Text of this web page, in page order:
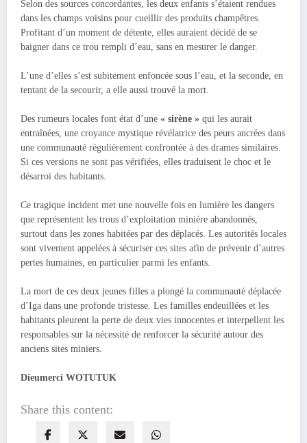
Selon des sources concordantes, les deux enfants s’étaient rendues
dans les champs voisins pour cueillir des produits champêtres.
Profitant d’un moment de détente, elles auraient décidé de se
baigner dans ce trou rempli d’eau, sans en mesurer le danger.
L’une d’elles s’est subitement enfoncée sous l’eau, et la seconde, en
tentant de la secourir, a elle aussi trouvé la mort.
Des rumeurs locales font état d’une « sirène » qui les aurait
entraînées, une croyance mystique révélatrice des peurs ancrées dans
une communauté régulièrement confrontée à des drames similaires.
Si ces versions ne sont pas vérifiées, elles traduisent le choc et le
désarroi des habitants.
Ce tragique incident met une nouvelle fois en lumière les dangers
que représentent les trous d’exploitation minière abandonnés,
surtout dans les zones habitées par des déplacés. Les autorités locales
sont vivement appelées à sécuriser ces sites afin de prévenir d’autres
pertes humaines, en particulier parmi les enfants.
La mort de ces deux jeunes filles a plongé la communauté déplacée
d’Iga dans une profonde tristesse. Les familles endeuillées et les
habitants pleurent la perte de deux vies innocentes et interpellent les
responsables sur la nécessité de renforcer la sécurité autour des
anciens sites miniers.
Dieumerci WOTUTUK
Share this content: